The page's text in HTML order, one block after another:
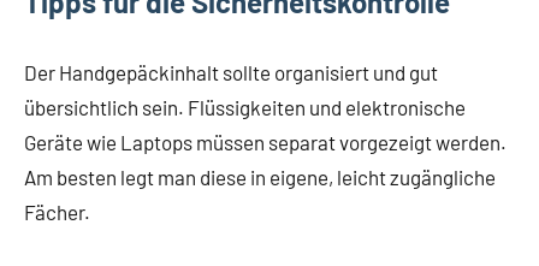
Der Handgepäckinhalt sollte organisiert und gut
übersichtlich sein. Flüssigkeiten und elektronische
Geräte wie Laptops müssen separat vorgezeigt werden.
Am besten legt man diese in eigene, leicht zugängliche
Fächer.